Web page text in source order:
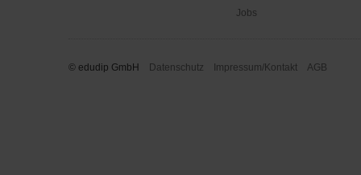
Jobs
© edudip GmbH Datenschutz Impressum/Kontakt AGB